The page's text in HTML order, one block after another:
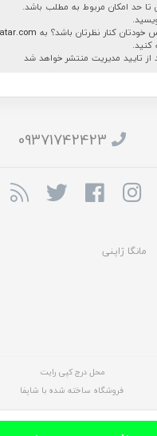
تا حد امکان مربوط به مطلب باشد.
کنار نظرتان باشد؟ به
کنید.
از تایید مدیریت منتشر خواهد شد
09371742423
مانگا ژاپنی
محل درج کپی رایت
فروشگاه ساخته شده با شاپفا